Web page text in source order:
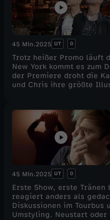
r
s
-
R
o
a
d
t
o
45 Min.2025 UT 0
Trotz heißer Promo läuft
New York kommt es zum
der Premiere droht die
und Chris ihre größte
45 Min.2025 UT 0
Erste Show, erste Tränen
reagiert anders als
Diskussionen im Tourbus
Umstyling. Neustart oder